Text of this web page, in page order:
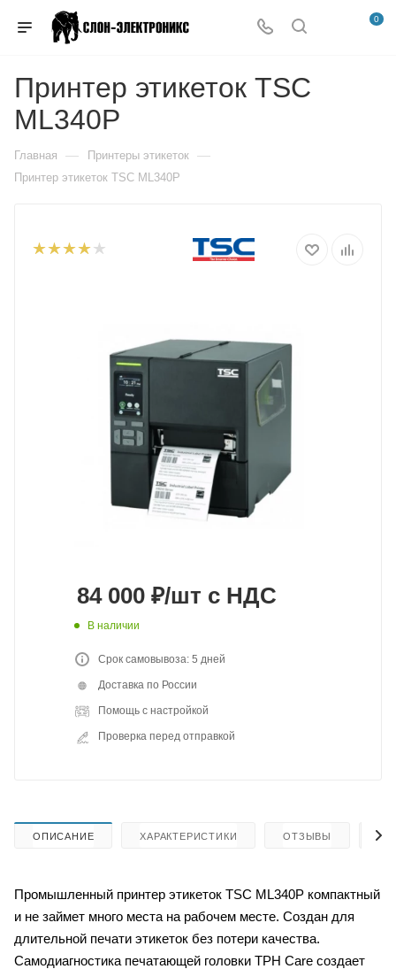
0
Принтер этикеток TSC
ML340P
Главная — Принтеры этикеток —
Принтер этикеток TSC ML340P
84 000 ₽/шт с НДС
В наличии
Срок самовывоза: 5 дней
Доставка по России
Помощь с настройкой
Проверка перед отправкой
ОПИСАНИЕ ХАРАКТЕРИСТИКИ ОТЗЫВЫ
Промышленный принтер этикеток TSC ML340P компактный
и не займет много места на рабочем месте. Создан для
длительной печати этикеток без потери качества.
Самодиагностика печатающей головки TPH Care создает